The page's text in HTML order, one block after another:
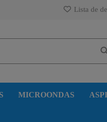
Lista de
MICROONDAS